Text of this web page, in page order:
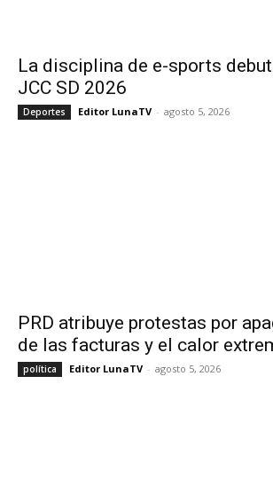
La disciplina de e-sports
JCC SD 2026
Deportes Editor LunaTV - agosto 5, 2026
PRD atribuye protestas por
de las facturas y el calor
política Editor LunaTV - agosto 5, 2026